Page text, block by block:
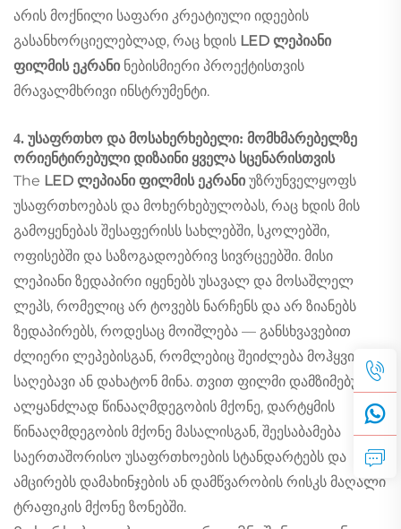
არის მოქნილი საფარი კრეატიული იდეების
გასანხორციელებლად, რაც ხდის LED ლეპიანი
ფილმის ეკრანი ნებისმიერი პროექტისთვის
მრავალმხრივი ინსტრუმენტი.
4. უსაფრთხო და მოსახერხებელი: მომხმარებელზე
ორიენტირებული დიზაინი ყველა სცენარისთვის
The LED ლეპიანი ფილმის ეკრანი უზრუნველყოფს
უსაფრთხოებას და მოხერხებულობას, რაც ხდის მის
გამოყენებას შესაფერისს სახლებში, სკოლებში,
ოფისებში და საზოგადოებრივ სივრცეებში. მისი
ლეპიანი ზედაპირი იყენებს უსავალ და მოსაშლელ
ლეპს, რომელიც არ ტოვებს ნარჩენს და არ ზიანებს
ზედაპირებს, როდესაც მოიშლება — განსხვავებით
ძლიერი ლეპებისგან, რომლებიც შეიძლება მოჰყვით
საღებავი ან დახატონ მინა. თვით ფილმი დამზიმებულია
ალყანძლად წინააღმდეგობის მქონე, დარტყმის
წინააღმდეგობის მქონე მასალისგან, შეესაბამება
საერთაშორისო უსაფრთხოების სტანდარტებს და
ამცირებს დამახინჯების ან დამწვარობის რისკს მაღალი
ტრაფიკის მქონე ზონებში.